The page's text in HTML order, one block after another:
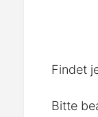
Findet
Bitte